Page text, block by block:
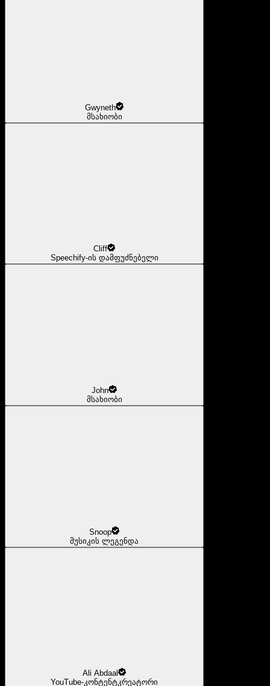
Gwyneth
მსახიობი
Cliff
Speechify-ის დამფუძნებელი
John
მსახიობი
Snoop
მუსიკის ლეგენდა
Ali Abdaal
YouTube-კონტენტკრეატორი